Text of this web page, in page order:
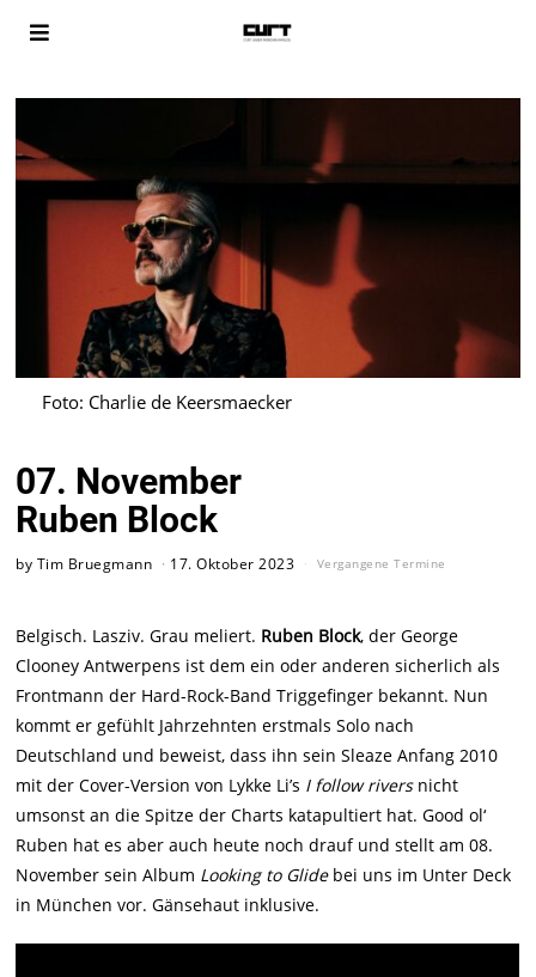
Foto: Charlie de Keersmaecker
07. November
Ruben Block
by Tim Bruegmann 17. Oktober 2023 Vergangene Termine
Belgisch. Lasziv. Grau meliert. Ruben Block, der George
Clooney Antwerpens ist dem ein oder anderen sicherlich als
Frontmann der Hard-Rock-Band Triggefinger bekannt. Nun
kommt er gefühlt Jahrzehnten erstmals Solo nach
Deutschland und beweist, dass ihn sein Sleaze Anfang 2010
mit der Cover-Version von Lykke Li’s I follow riversnicht
umsonst an die Spitze der Charts katapultiert hat. Good ol‘
Ruben hat es aber auch heute noch drauf und stellt am 08.
November sein Album Looking to Glidebei uns im Unter Deck
in München vor. Gänsehaut inklusive.